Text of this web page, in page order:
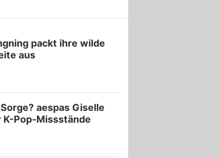
packt ihre wilde
aus
aespas Giselle
Pop-Missstände